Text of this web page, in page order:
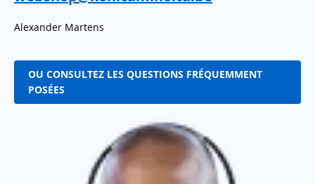
Alexander Martens
OU CONSULTEZ LES QUESTIONS FRÉQUEMMENT
POSÉES